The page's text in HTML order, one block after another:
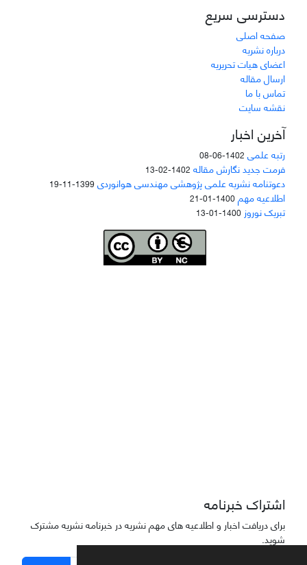
دسترسی سریع
صفحه اصلی
درباره نشریه
اعضای هیات تحریریه
ارسال مقاله
تماس با ما
نقشه سایت
آخرین اخبار
رتبه علمی 1402-06-08
فرمت جدید نگارش مقاله 1402-02-13
دعوتنامه نشریه علمی پژوهشی مهندسی هوانوردی1399-11-19
اطلاعیه مهم1400-01-21
تبریک نوروز 1400-01-13
اشتراک خبرنامه
برای دریافت اخبار و اطلاعیه های مهم نشریه در خبرنامه نشریه مشترک
شوید.